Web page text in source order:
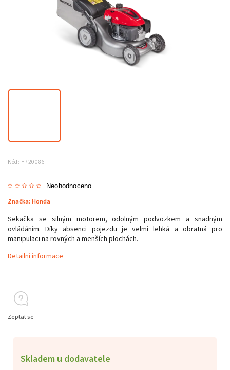
Kód: H720086
Neohodnoceno
Značka: Honda
Skladem u dodavatele
Sekačka se silným motorem, odolným podvozkem a snadným
ovládáním. Díky absenci pojezdu je velmi lehká a obratná pro
manipulaci na rovných a menších plochách.
Detailní informace
Zeptat se